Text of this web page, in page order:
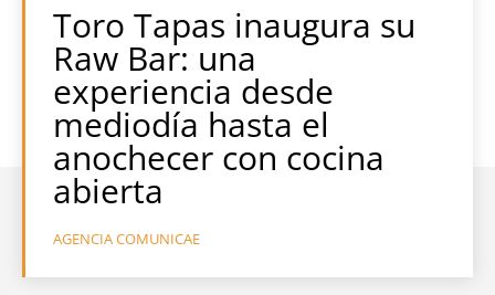
Toro Tapas inaugura su
Raw Bar: una
experiencia desde
mediodía hasta el
anochecer con cocina
abierta
AGENCIA COMUNICAE